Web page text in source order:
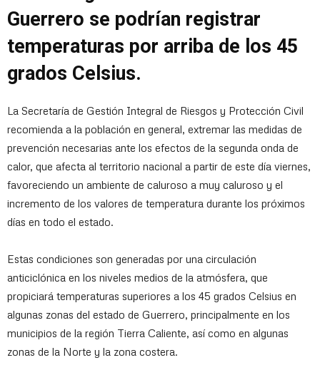
Guerrero se podrían registrar
temperaturas por arriba de los 45
grados Celsius.
La Secretaría de Gestión Integral de Riesgos y Protección Civil
recomienda a la población en general, extremar las medidas de
prevención necesarias ante los efectos de la segunda onda de
calor, que afecta al territorio nacional a partir de este día viernes,
favoreciendo un ambiente de caluroso a muy caluroso y el
incremento de los valores de temperatura durante los próximos
días en todo el estado.
Estas condiciones son generadas por una circulación
anticiclónica en los niveles medios de la atmósfera, que
propiciará temperaturas superiores a los 45 grados Celsius en
algunas zonas del estado de Guerrero, principalmente en los
municipios de la región Tierra Caliente, así como en algunas
zonas de la Norte y la zona costera.